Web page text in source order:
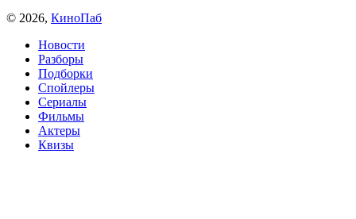
© 2026, КиноПаб
Новости
Разборы
Подборки
Спойлеры
Сериалы
Фильмы
Актеры
Квизы